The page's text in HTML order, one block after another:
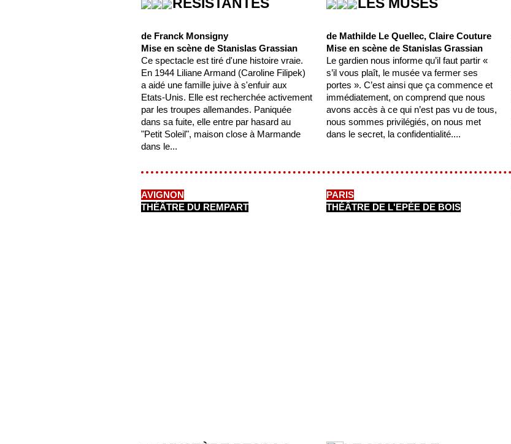
RÉSISTANTES
de Franck Monsigny
Mise en scène de Stanislas Grassian
Ce spectacle est tiré d'une histoire vraie.
En 1944 Liliane Armand (Caroline Filipek)
a aidé une famille juive à s'enfuir aux
Etats-Unis. Elle est recherchée activement
par les troupes allemandes. Paniquée
dans sa fuite, elle entre par hasard au
"Petit Soleil", maison close à Marmande
dans le...
LES MUSES
de Mathilde Le Quellec, Claire Couture
Mise en scène de Stanislas Grassian
Le gardien nous informe qu’il faut partir «
s’il vous plaît, le musée va fermer ses
portes ». C’est ainsi que ça commence et
immédiatement, on comprend que nous
avons accès à ce qui n’est pas vu de tous,
nous sommes privilégiés, on nous met
dans le secret, la confidentialité....
AVIGNON
THÉÂTRE DU REMPART
PARIS
THÉÂTRE DE L'EPÉE DE BOIS